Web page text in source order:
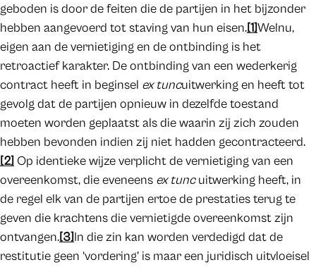
geboden is door de feiten die de partijen in het bijzonder
hebben aangevoerd tot staving van hun eisen.[1]Welnu,
eigen aan de vernietiging en de ontbinding is het
retroactief karakter. De ontbinding van een wederkerig
contract heeft in beginsel ex tuncuitwerking en heeft tot
gevolg dat de partijen opnieuw in dezelfde toestand
moeten worden geplaatst als die waarin zij zich zouden
hebben bevonden indien zij niet hadden gecontracteerd.
[2] Op identieke wijze verplicht de vernietiging van een
overeenkomst, die eveneens ex tuncuitwerking heeft, in
de regel elk van de partijen ertoe de prestaties terug te
geven die krachtens die vernietigde overeenkomst zijn
ontvangen.[3]In die zin kan worden verdedigd dat de
restitutie geen ‘vordering’ is maar een juridisch uitvloeisel